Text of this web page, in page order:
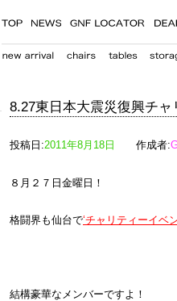
8.27東日本大震災復興チ
投稿日:2011年8月18日 作成者:
８月２７日金曜日！
格闘界も仙台で‘チャリティーイベ
結構豪華なメンバーですよ！